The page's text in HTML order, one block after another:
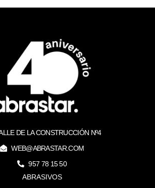
ABRASIVOS
DE LA CONSTRUCCIÓN Nº4
WEB@ABRASTAR.COM
957 78 15 50